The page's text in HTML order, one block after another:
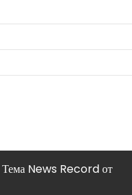
Тема News Record от